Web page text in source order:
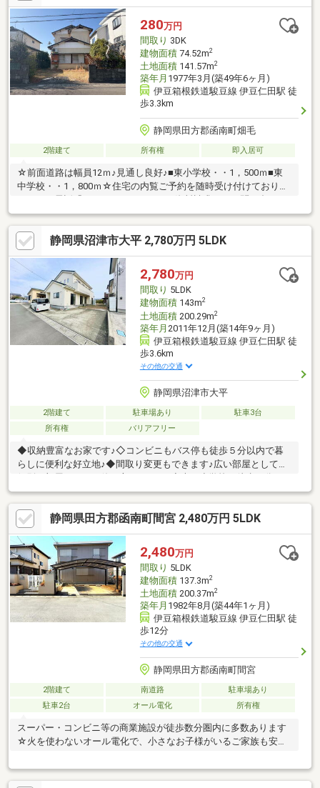
280万円
間取り 3DK
建物面積74.52m2
土地面積141.57m2
築年月 1977年3月(築49年6ヶ月)
伊豆箱根鉄道駿豆線 伊豆仁田駅 徒
歩3.3km
静岡県田方郡函南町畑毛
2階建て 所有権 即入居可
☆前面道路は幅員12ｍ♪見通し良好♪■東小学校・・1，500ｍ■東
中学校・・1，800ｍ☆住宅の内覧ご予約を随時受け付けておりま
をお待ちしております。☆住宅ローン☆不動産屋（資金計画）や
銀行選択で100万円もの差が出ることをご存じですか？ 弊社で
はこれまでの実績や経験をもとにお客様それぞれに合わせたオリ
ジナルプランのご提案が出来ます。☆現地の接客をメインにして
ます。（来店不要）
静岡県沼津市大平 2,780万円 5LDK
2,780万円
間取り 5LDK
建物面積143m2
土地面積200.29m2
築年月 2011年12月(築14年9ヶ月)
伊豆箱根鉄道駿豆線 伊豆仁田駅 徒
歩3.6km
その他の交通
静岡県沼津市大平
2階建て 駐車場あり
駐車3台
所有権
バリアフリー
◆収納豊富なお家です♪◇コンビニもバス停も徒歩５分以内で暮
らしに便利な好立地♪◆間取り変更もできます♪広い部屋として、
大平中学校 徒歩１２分◆車のローンがまだ残っていても、貯金
がなくても、派遣・契約社員でも、どんな事でもまずはご相談く
ださい！お客様に最適な住宅ローンをご提案いたします♪◇しつ
こいお電話などの営業は一切致しませんので、お気軽にお問い合
わせください♪
静岡県田方郡函南町間宮 2,480万円 5LDK
2,480万円
間取り 5LDK
建物面積137.3m2
土地面積200.37m2
築年月 1982年8月(築44年1ヶ月)
伊豆箱根鉄道駿豆線 伊豆仁田駅 徒
歩12分
その他の交通
静岡県田方郡函南町間宮
2階建て 南道路
駐車場あり
駐車2台
オール電化 所有権
スーパー・コンビニ等の商業施設が徒歩数分圏内に多数あります
☆火を使わないオール電化で、小さなお子様がいるご家族も安心